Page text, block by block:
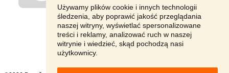
Używamy plików cookie i innych technologii
śledzenia, aby poprawić jakość przeglądania
naszej witryny, wyświetlać spersonalizowane
treści i reklamy, analizować ruch w naszej
witrynie i wiedzieć, skąd pochodzą nasi
użytkownicy.